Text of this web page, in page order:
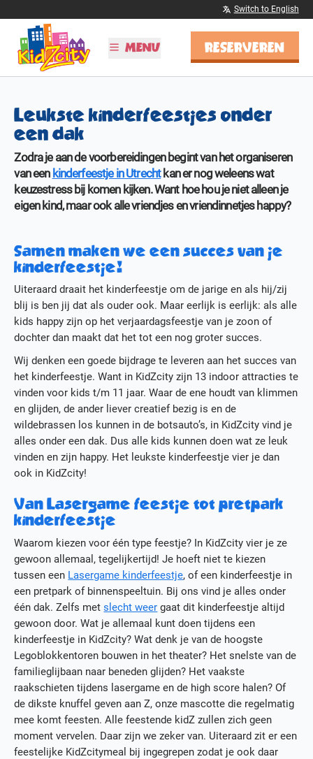
Switch to English
MENU
Tijden & Tarieven
Kinderfeestjes
Schoolreisjes
Vier Sinterklaas!
BSO
Attracties
Kleurplaten
MEER
Actueel
Media
Contact
Werken bij KidZcity
Stage bij KidZcity
Actie
RESERVEREN
Leukste kinderfeestjes onder
een dak
Zodra je aan de voorbereidingen begint van het organiseren
van een kinderfeestje in Utrechtkan er nog weleens wat
keuzestress bij komen kijken. Want hoe hou je niet alleen je
eigen kind, maar ook alle vriendjes en vriendinnetjes happy?
Samen maken we een succes van je
kinderfeestje!
Uiteraard draait het kinderfeestje om de jarige en als hij/zij
blij is ben jij dat als ouder ook. Maar eerlijk is eerlijk: als alle
kids happy zijn op het verjaardagsfeestje van je zoon of
dochter dan maakt dat het tot een nog groter succes.
Wij denken een goede bijdrage te leveren aan het succes van
het kinderfeestje. Want in KidZcity zijn 13 indoor attracties te
vinden voor kids t/m 11 jaar. Waar de ene houdt van klimmen
en glijden, de ander liever creatief bezig is en de
wildebrassen los kunnen in de botsauto’s, in KidZcity vind je
alles onder een dak. Dus alle kids kunnen doen wat ze leuk
vinden en zijn happy. Het leukste kinderfeestje vier je dan
ook in KidZcity!
Van Lasergame feestje tot pretpark
kinderfeestje
Waarom kiezen voor één type feestje? In KidZcity vier je ze
gewoon allemaal, tegelijkertijd! Je hoeft niet te kiezen
tussen een Lasergame kinderfeestje, of een kinderfeestje in
een pretpark of binnenspeeltuin. Bij ons vind je alles onder
één dak. Zelfs metslecht weer gaat dit kinderfeestje altijd
gewoon door. Wat je allemaal kunt doen tijdens een
kinderfeestje in KidZcity? Wat denk je van de hoogste
Legoblokkentoren bouwen in het theater? Het snelste van de
familieglijbaan naar beneden glijden? Het vaakste
raakschieten tijdens lasergame en de high score halen? Of
de dikste knuffel geven aan Z, onze mascotte die regelmatig
mee komt feesten. Alle feestende kidZ zullen zich geen
moment vervelen. Daar zijn we zeker van. Uiteraard zit er een
feestelijke KidZcitymeal bij ingegrepen zodat je ook daar